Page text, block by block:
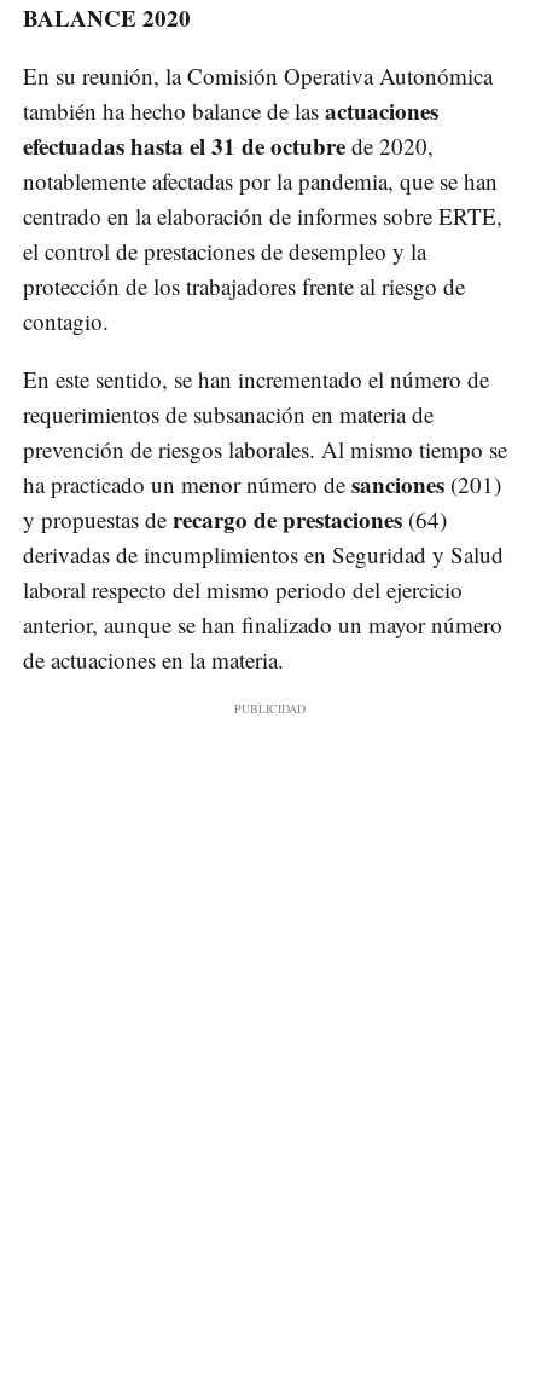
BALANCE 2020
En su reunión, la Comisión Operativa Autonómica
también ha hecho balance de las actuaciones
efectuadas hasta el 31 de octubre de 2020,
notablemente afectadas por la pandemia, que se han
centrado en la elaboración de informes sobre ERTE,
el control de prestaciones de desempleo y la
protección de los trabajadores frente al riesgo de
contagio.
En este sentido, se han incrementado el número de
requerimientos de subsanación en materia de
prevención de riesgos laborales. Al mismo tiempo se
ha practicado un menor número de sanciones (201)
y propuestas de recargo de prestaciones (64)
derivadas de incumplimientos en Seguridad y Salud
laboral respecto del mismo periodo del ejercicio
anterior, aunque se han finalizado un mayor número
de actuaciones en la materia.